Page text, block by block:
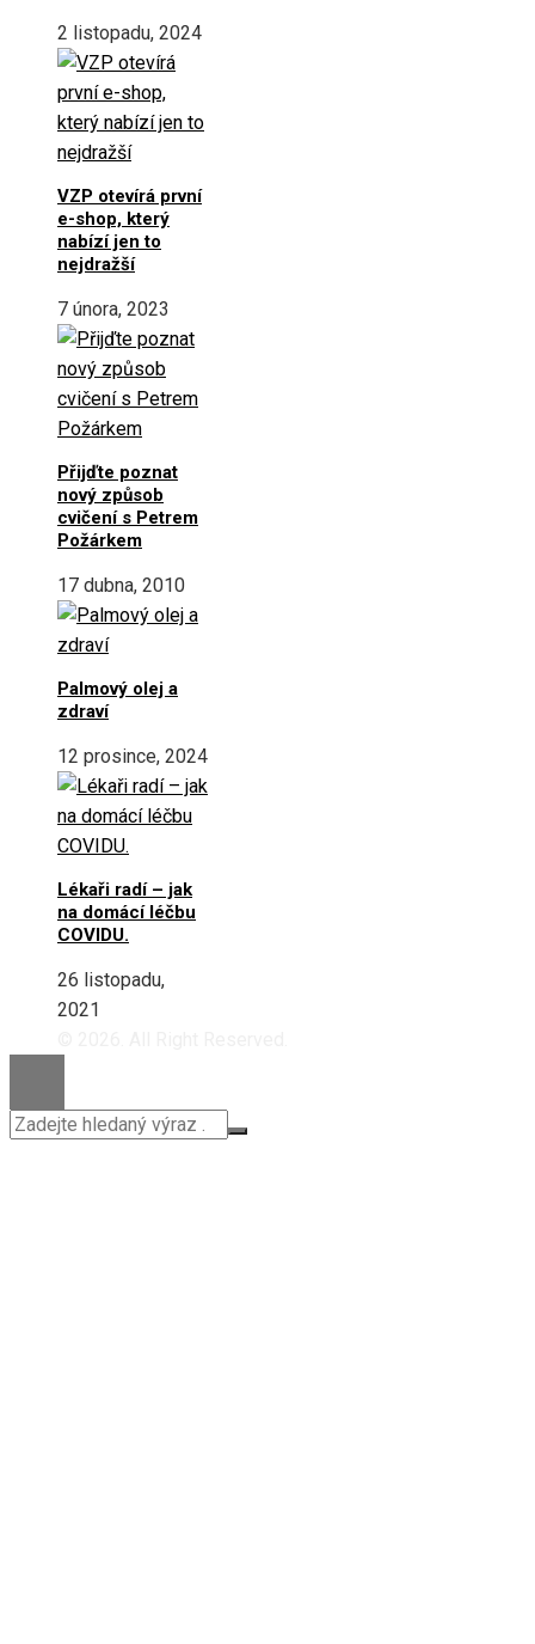
2 listopadu, 2024
VZP otevírá první
e-shop, který
nabízí jen to
nejdražší
7 února, 2023
Přijďte poznat
nový způsob
cvičení s Petrem
Požárkem
17 dubna, 2010
Palmový olej a
zdraví
12 prosince, 2024
Lékaři radí – jak
na domácí léčbu
COVIDU.
26 listopadu,
2021